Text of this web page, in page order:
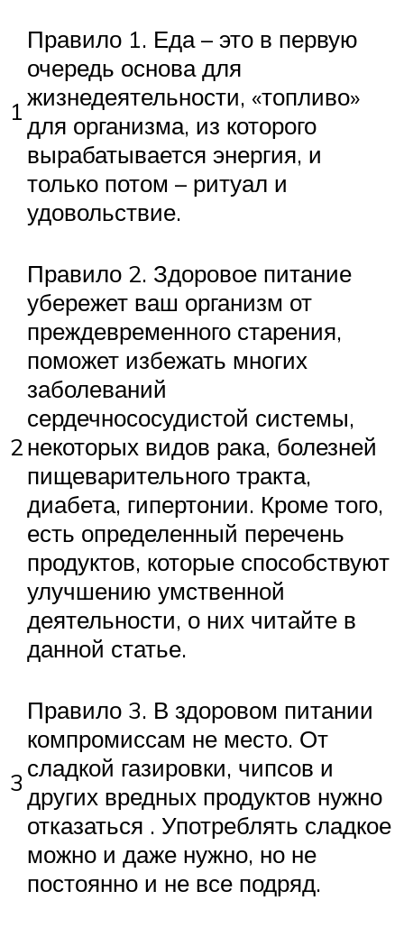
1
Правило 1. Еда – это в первую
очередь основа для
жизнедеятельности, «топливо»
для организма, из которого
вырабатывается энергия, и
только потом – ритуал и
удовольствие.
2
Правило 2. Здоровое питание
убережет ваш организм от
преждевременного старения,
поможет избежать многих
заболеваний
сердечнососудистой системы,
некоторых видов рака, болезней
пищеварительного тракта,
диабета, гипертонии. Кроме того,
есть определенный перечень
продуктов, которые способствуют
улучшению умственной
деятельности, о них читайте в
данной статье.
3
Правило 3. В здоровом питании
компромиссам не место. От
сладкой газировки, чипсов и
других вредных продуктов нужно
отказаться . Употреблять сладкое
можно и даже нужно, но не
постоянно и не все подряд.